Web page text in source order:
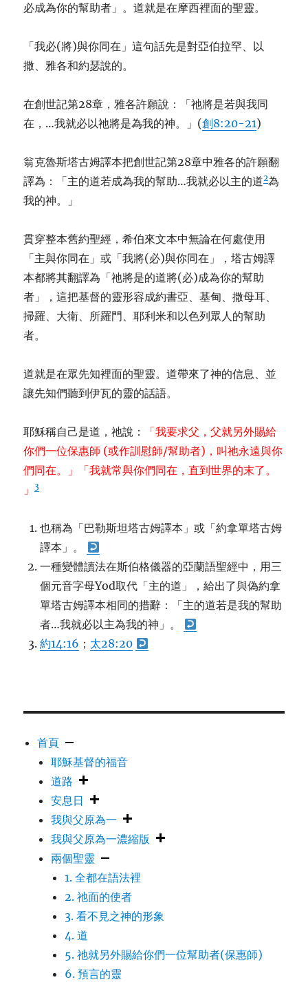
必成為你的幫助者」。道就是在摩西裡面的聖靈。
「我必(將)與你同在」這句話先是對亞伯拉罕、以
撒、雅各和約瑟說的。
在創世記第28章，雅各許願說：「祂將是若與我同
在，…我就必以祂將是為我的神。」(創8:20-21)
翁克魯斯塔古姆譯本把創世記第28章中雅各的許願翻
譯為：「主的道若成為我的幫助…我就必以主的道2為
我的神。」
貫穿整本舊約聖經，希伯來文本中無論在何處使用
「主與你同在」或「我將(必)與你同在」，塔古姆譯
本都將其翻譯為「祂將是的道將(必)成為你的幫助
者」，這把基督的靈形容成約書亞、基甸、撒母耳、
掃羅、大衛、所羅門、耶利米和以色列眾人的幫助
者。
道就是在眾先知裡面的聖靈。道帶來了神的信息、並
讓先知們聽到伊瓦的靈的話語。
耶穌稱自己是道，祂說：
「我要求父，父就另外賜給
你們一位保惠師 (或作訓慰師/幫助者)，叫祂永遠與你
們同在。」「我就常與你們同在，直到世界的末了。
」3
也稱為「巴勒斯坦塔古姆譯本」或「約拿單塔古姆
譯本」。
一種變體讀法在斯伯格儀器的亞蘭語聖經中，用三
個元音字母Yod取代「主的道」，給出了與偽約拿
單塔古姆譯本相同的措辭：「主的道若是我的幫助
者…我就必以主為我的神」。
約14:16 ； 太28:20
首頁
耶穌基督的福音
道路
安息日
我與父原為一
我與父原為一濃縮版
兩個聖靈
1. 全都在語法裡
2. 祂面的使者
3. 看不見之神的形象
4. 道
5. 祂就另外賜給你們一位幫助者(保惠師)
6. 預言的靈